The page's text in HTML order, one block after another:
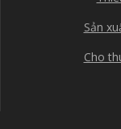
Sản
Cho